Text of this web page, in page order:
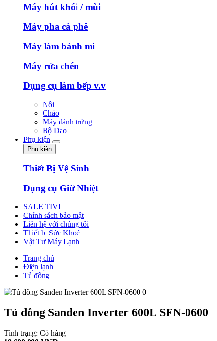
Máy hút khói / mùi
Máy pha cà phê
Máy làm bánh mì
Máy rửa chén
Dụng cụ làm bếp v.v
Nồi
Chảo
Máy đánh trứng
Bộ Dao
Phụ kiện
Phụ kiện
Thiết Bị Vệ Sinh
Dụng cụ Giữ Nhiệt
SALE TIVI
Chính sách bảo mật
Liên hệ với chúng tôi
Thiết bị Sức Khoẻ
Vật Tư Máy Lạnh
Trang chủ
Điện lạnh
Tủ đông
Tủ đông Sanden Inverter 600L SFN-0600
Tình trạng: Có hàng